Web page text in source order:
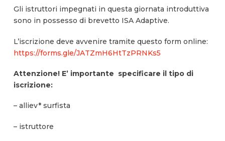
Gli istruttori impegnati in questa giornata introduttiva
sono in possesso di brevetto ISA Adaptive.
L’iscrizione deve avvenire tramite questo form online:
https://forms.gle/JATZmH6HtTzPRNKs5
Attenzione! E’ importante specificare il tipo di
iscrizione:
– alliev* surfista
– istruttore